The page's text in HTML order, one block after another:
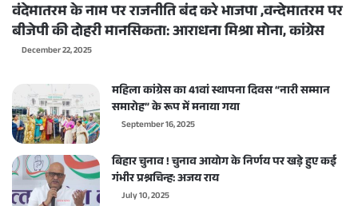
वंदेमातरम के नाम पर राजनीति बंद करे भाजपा ,वन्देमातरम पर
बीजेपी की दोहरी मानसिकता: आराधना मिश्रा मोना, कांग्रेस
December 22, 2025
महिला कांग्रेस का 41वां स्थापना दिवस “नारी सम्मान
समारोह” के रूप में मनाया गया
September 16, 2025
बिहार चुनाव ! चुनाव आयोग के निर्णय पर खड़े हुए कई
गंभीर प्रश्नचिन्ह: अजय राय
July 10, 2025